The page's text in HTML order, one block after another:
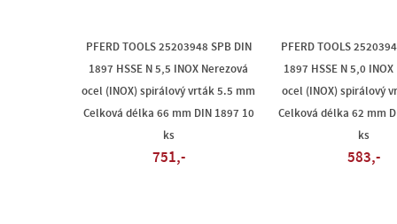
PFERD TOOLS 25203948 SPB DIN
1897 HSSE N 5,5 INOX Nerezová
ocel (INOX) spirálový vrták 5.5 mm
Celková délka 66 mm DIN 1897 10
ks
751,-
PFERD TOOLS
1897 HSSE N 5,0
ocel (INOX) spirálový
Celková délka 62 mm
ks
583,-